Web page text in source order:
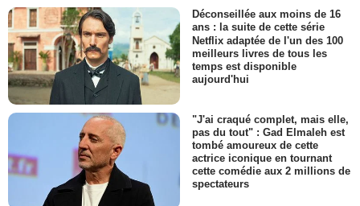
Déconseillée aux moins de 16
ans : la suite de cette série
Netflix adaptée de l'un des 100
meilleurs livres de tous les
temps est disponible
aujourd'hui
"J'ai craqué complet, mais elle,
pas du tout" : Gad Elmaleh est
tombé amoureux de cette
actrice iconique en tournant
cette comédie aux 2 millions de
spectateurs